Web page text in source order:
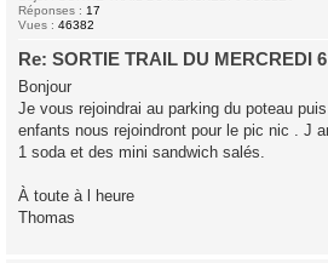
Réponses : 17
Vues : 46382
Re: SORTIE TRAIL DU MERCREDI
Bonjour
Je vous rejoindrai au parking du poteau
enfants nous rejoindront pour le pic nic . J
1 soda et des mini sandwich salés.
À toute à l heure
Thomas